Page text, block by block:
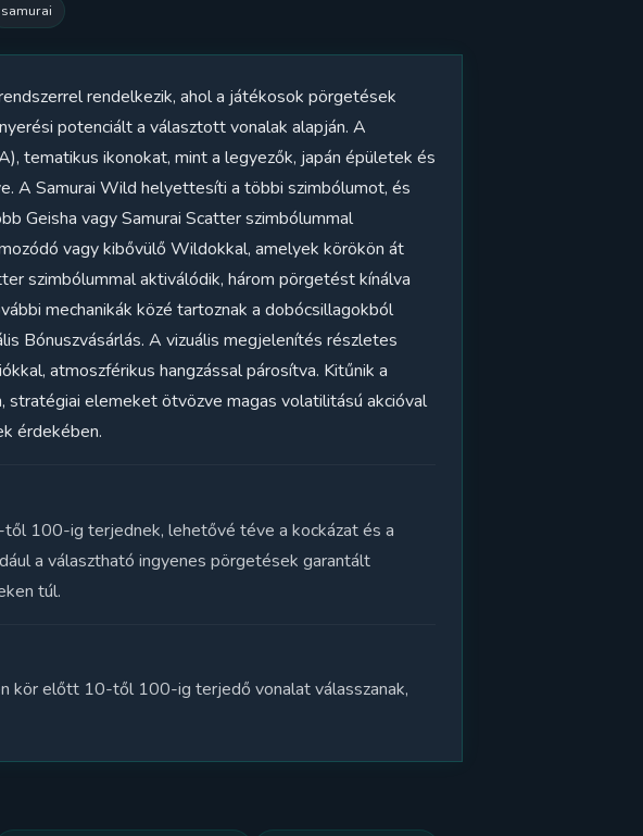
samurai
rendelkezik, ahol a játékosok pörgetések
potenciált a választott vonalak alapján. A
tematikus ikonokat, mint a legyezők, japán épületek és
A Samurai Wild helyettesíti a többi szimbólumot, és
Geisha vagy Samurai Scatter szimbólummal
vagy kibővülő Wildokkal, amelyek körökön át
szimbólummal aktiválódik, három pörgetést kínálva
mechanikák közé tartoznak a dobócsillagokból
Bónuszvásárlás. A vizuális megjelenítés részletes
atmoszférikus hangzással párosítva. Kitűnik a
elemeket ötvözve magas volatilitású akcióval
érdekében.
100-ig terjednek, lehetővé téve a kockázat és a
a választható ingyenes pörgetések garantált
túl.
kör előtt 10-től 100-ig terjedő vonalat válasszanak,